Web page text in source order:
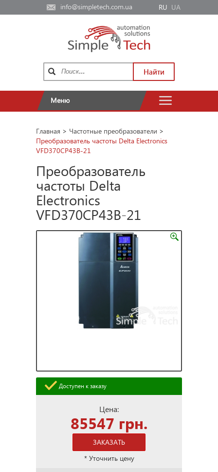
info@simpletech.com.ua RU UA
Найти
Меню
Главная > Частотные преобразователи >
Преобразователь частоты Delta Electronics
VFD370CP43B-21
Преобразователь
частоты Delta
Electronics
VFD370CP43B-21
Доступен к заказу
Цена:
85547 грн.
ЗАКАЗАТЬ
* Уточнить цену